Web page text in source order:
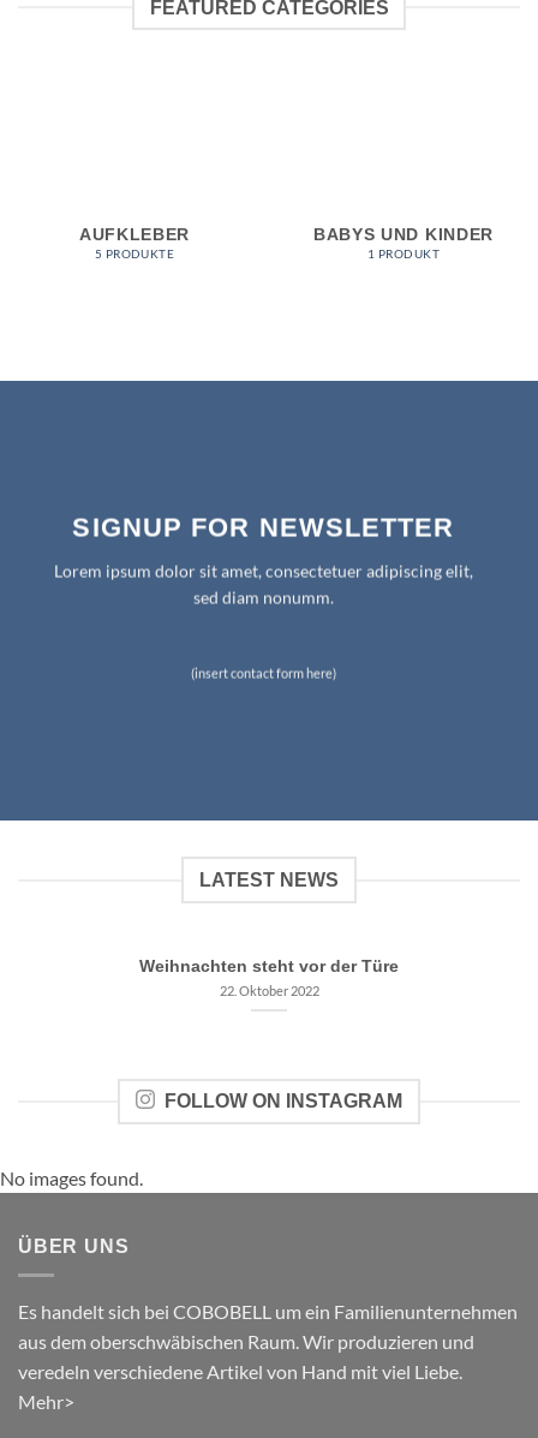
FEATURED CATEGORIES
AUFKLEBER
5 PRODUKTE
BABYS UND KINDER
1 PRODUKT
SIGNUP FOR NEWSLETTER
Lorem ipsum dolor sit amet, consectetuer adipiscing elit,
sed diam nonumm.
(insert contact form here)
LATEST NEWS
Weihnachten steht vor der Türe
22. Oktober 2022
FOLLOW ON INSTAGRAM
No images found.
ÜBER UNS
Es handelt sich bei COBOBELL um ein Familienunternehmen
aus dem oberschwäbischen Raum. Wir produzieren und
veredeln verschiedene Artikel von Hand mit viel Liebe.
Mehr>